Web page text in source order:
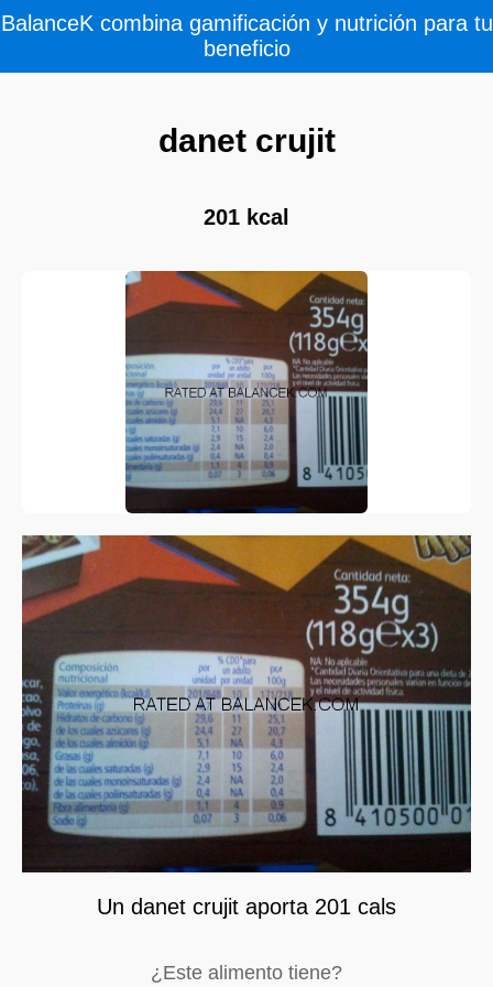
BalanceK combina gamificación y nutrición para tu
beneficio
danet crujit
201 kcal
Un danet crujit aporta 201 cals
¿Este alimento tiene?